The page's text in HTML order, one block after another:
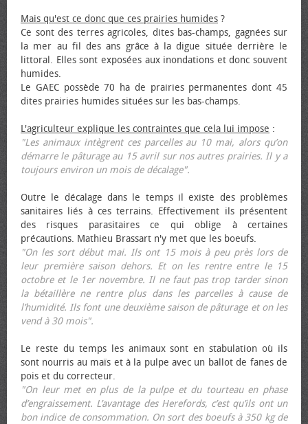
Mais qu'est ce donc que ces prairies humides ?
Ce sont des terres agricoles, dites bas-champs, gagnées sur
la mer au fil des ans grâce à la digue située derrière le
littoral. Elles sont exposées aux inondations et donc souvent
humides.
Le GAEC possède 70 ha de prairies permanentes dont 45
dites prairies humides situées sur les bas-champs.
L'agriculteur explique les contraintes que cela lui impose :
"Les animaux intègrent ces parcelles au 10 mai, alors qu’on
démarre le pâturage au 15 avril sur nos autres prairies. Il y a
toujours environ un mois de décalage".
Outre le décalage dans le temps il existe des problèmes
sanitaires liés à ces terrains. Effectivement ils présentent
des risques parasitaires ce qui oblige à certaines
précautions. Mathieu Brassart n'y met que les bœufs.
"On les sort début mai. Ils ont 15 mois à peu près lors de
leur première saison dehors. Et on les rentre entre le 15
octobre et le 1er novembre. Il ne faut pas trop tarder sinon
la bétaillère ne rentre plus dans les parcelles à cause de
l’humidité. Ils font une deuxième saison de pâturage et on les
vend à 30 mois".
Le reste du temps les animaux sont en stabulation où ils
sont nourris au maïs et à la pulpe avec un ballot de fanes de
pois et du correcteur.
"On leur met en plus de la pulpe et du tourteau en phase
d’engraissement. L’avantage des Herefords, c’est qu’ils ont un
bon indice de consommation. On sort des bœufs à 350 kg de